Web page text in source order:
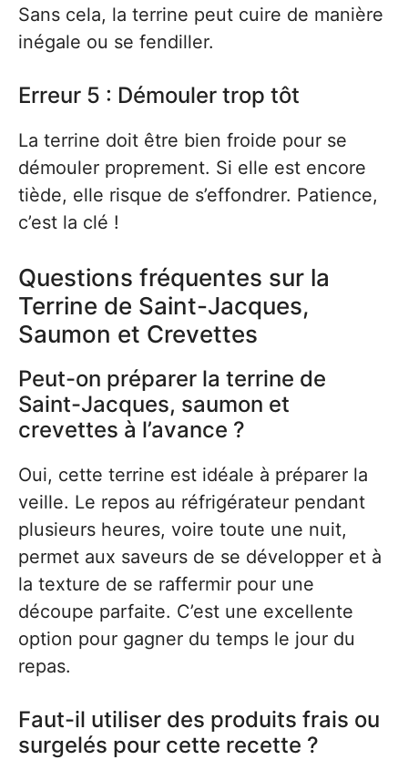
Sans cela, la terrine peut cuire de manière
inégale ou se fendiller.
Erreur 5 : Démouler trop tôt
La terrine doit être bien froide pour se
démouler proprement. Si elle est encore
tiède, elle risque de s’effondrer. Patience,
c’est la clé !
Questions fréquentes sur la
Terrine de Saint-Jacques,
Saumon et Crevettes
Peut-on préparer la terrine de
Saint-Jacques, saumon et
crevettes à l’avance ?
Oui, cette terrine est idéale à préparer la
veille. Le repos au réfrigérateur pendant
plusieurs heures, voire toute une nuit,
permet aux saveurs de se développer et à
la texture de se raffermir pour une
découpe parfaite. C’est une excellente
option pour gagner du temps le jour du
repas.
Faut-il utiliser des produits frais ou
surgelés pour cette recette ?